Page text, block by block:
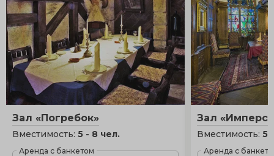
Зал «Погребок»
Вместимость: 5 - 8 чел.
Аренда с банкетом
Зал
Вместимость:5
Аренда с